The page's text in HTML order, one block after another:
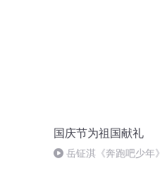
国庆节为祖国献礼
岳钲淇《奔跑吧少年》